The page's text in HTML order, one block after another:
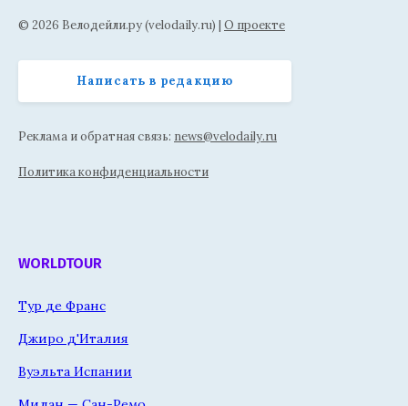
© 2026 Велодейли.ру (velodaily.ru) | О проекте
Написать в редакцию
Реклама и обратная связь: news@velodaily.ru
Политика конфиденциальности
WORLDTOUR
Тур де Франс
Джиро д'Италия
Вуэльта Испании